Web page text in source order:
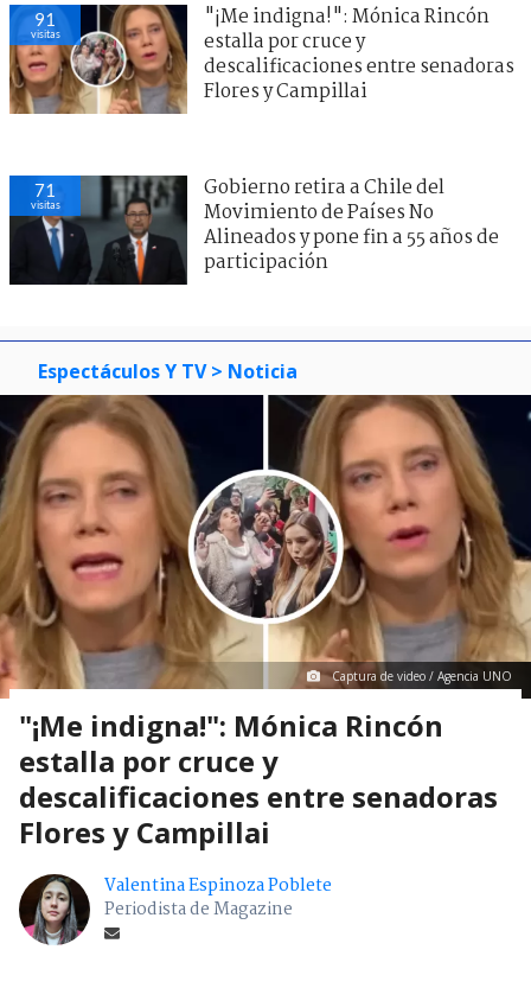
91
visitas
"¡Me indigna!": Mónica Rincón
estalla por cruce y
descalificaciones entre senadoras
Flores y Campillai
71
visitas
Gobierno retira a Chile del
Movimiento de Países No
Alineados y pone fin a 55 años de
participación
Espectáculos Y TV > Noticia
Captura de video / Agencia UNO
"¡Me indigna!": Mónica Rincón
estalla por cruce y
descalificaciones entre senadoras
Flores y Campillai
Valentina Espinoza Poblete
Periodista de Magazine